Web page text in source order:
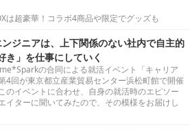
は超豪華！コラボ4商品や限定でグッズも
ジニアは、上下関係のない社内で自主的
き」を仕事にしていく
の合同による就活イベント「キャリア
4回が東京都立産業貿易センター浜松町館で開催
のイベントに合わせ、自身の就活時のエピソー
イターに聞いてみたので、その模様をお届けし